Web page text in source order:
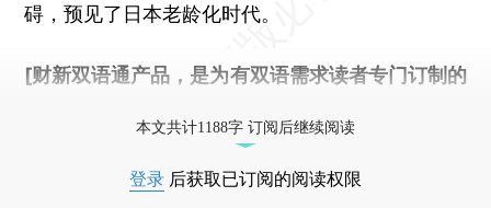
碍，预见了日本老龄化时代。
[财新双语通产品，是为有双语需求读者专门订制的
本文共计1188字 订阅后继续阅读
登录 后获取已订阅的阅读权限